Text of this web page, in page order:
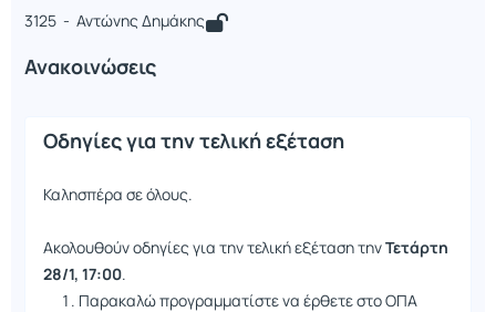
3125 - Αντώνης Δημάκης
Ανακοινώσεις
Οδηγίες για την τελική εξέταση
Καλησπέρα σε όλους.
Ακολουθούν οδηγίες για την τελική εξέταση τηνΤετάρτη
28/1, 17:00.
Παρακαλώ προγραμματίστε να έρθετε στο ΟΠΑ